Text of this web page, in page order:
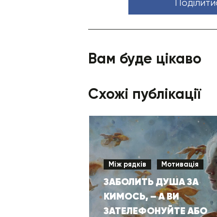
Вам буде цікаво
Схожі публікації
Між рядків Мотивація
ЗАБОЛИТЬ ДУША ЗА
КИМОСЬ, – А ВИ
ЗАТЕЛЕФОНУЙТЕ АБО